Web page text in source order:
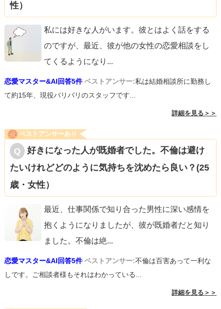
性）
私には好きな人がいます。彼とはよく話をする
のですが、最近、彼が他の女性の恋愛相談をし
てくるようになり ...
恋愛マスター&AI回答5件 ベストアンサー:私は結婚相談所に勤務し
て約15年、現役バリバリのスタッフです...
詳細を見る＞＞
ベストアンサーあり
好きになった人が既婚者でした。不倫は避け
たいけれどどのように気持ちを沈めたら良い？(25
歳・女性）
最近、仕事関係で知り合った男性に深い感情を
抱くようになりましたが、彼が既婚者だと知り
ました。不倫は絶...
恋愛マスター&AI回答5件 ベストアンサー:不倫は百害あって一利な
しです。ご相談者様もそれはわかっている...
詳細を見る＞＞